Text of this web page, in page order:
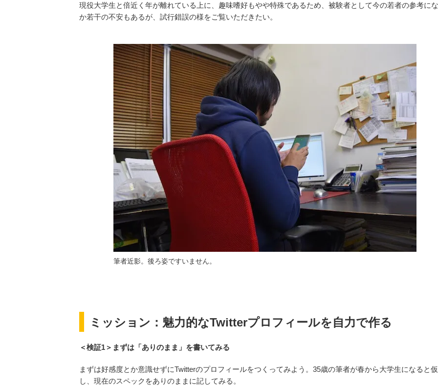
現役大学生と倍近く年が離れている上に、趣味嗜好もやや特殊であるため、被験者として今の若者の参考に
か若干の不安もあるが、試行錯誤の様をご覧いただきたい。
筆者近影。後ろ姿ですいません。
ミッション：魅力的なTwitterプロフィールを自力で作る
＜検証1＞まずは「ありのまま」を書いてみる
まずは好感度とか意識せずにTwitterのプロフィールをつくってみよう。35歳の筆者が春から大学生になると
し、現在のスペックをありのままに記してみる。